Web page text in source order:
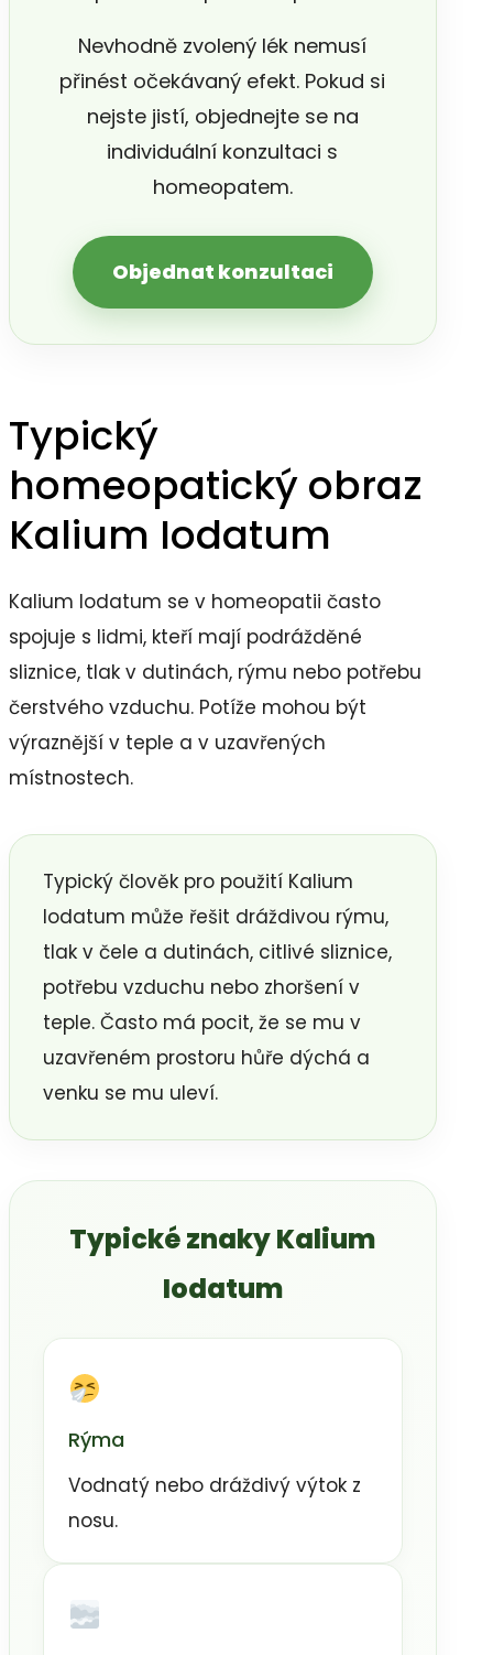
Nevhodně zvolený lék nemusí
přinést očekávaný efekt. Pokud si
nejste jistí, objednejte se na
individuální konzultaci s
homeopatem.
Objednat konzultaci
Typický
homeopatický obraz
Kalium Iodatum
Kalium Iodatum se v homeopatii často
spojuje s lidmi, kteří mají podrážděné
sliznice, tlak v dutinách, rýmu nebo potřebu
čerstvého vzduchu. Potíže mohou být
výraznější v teple a v uzavřených
místnostech.
Typický člověk pro použití Kalium
Iodatum může řešit dráždivou rýmu,
tlak v čele a dutinách, citlivé sliznice,
potřebu vzduchu nebo zhoršení v
teple. Často má pocit, že se mu v
uzavřeném prostoru hůře dýchá a
venku se mu uleví.
Typické znaky Kalium
Iodatum
Rýma
Vodnatý nebo dráždivý výtok z
nosu.